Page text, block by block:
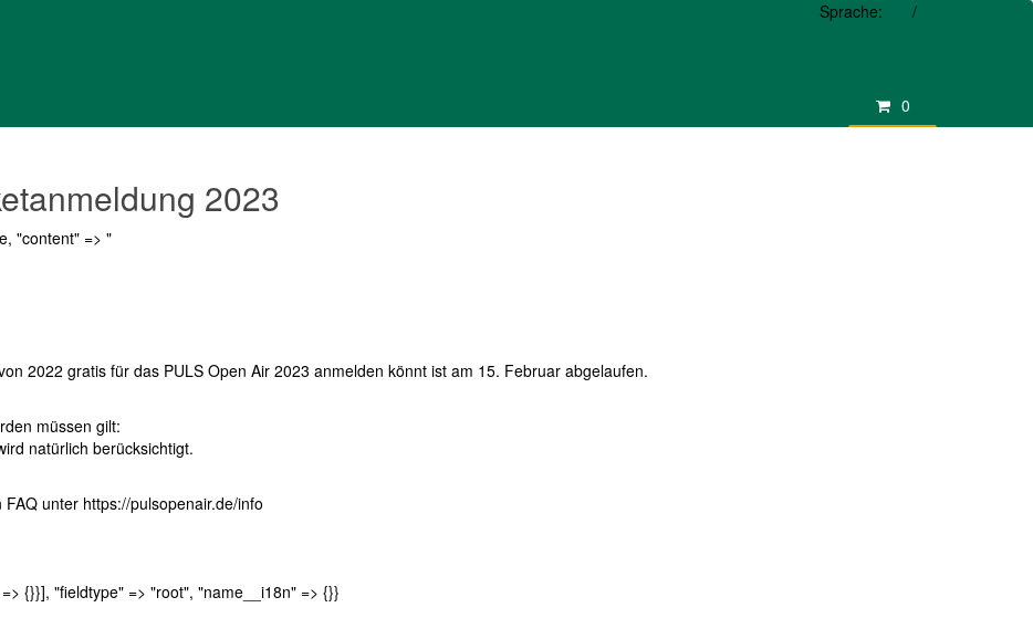
Sprache: /
0
2023
"content" => "
2022 gratis für das PULS Open Air 2023 anmelden könnt ist am 15. Februar abgelaufen.
müssen gilt:
natürlich berücksichtigt.
unter https://pulsopenair.de/info
{}}], "fieldtype" => "root", "name__i18n" => {}}